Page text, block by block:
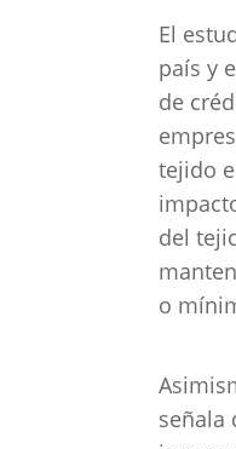
El
país y
de
tejido
del
o
señala